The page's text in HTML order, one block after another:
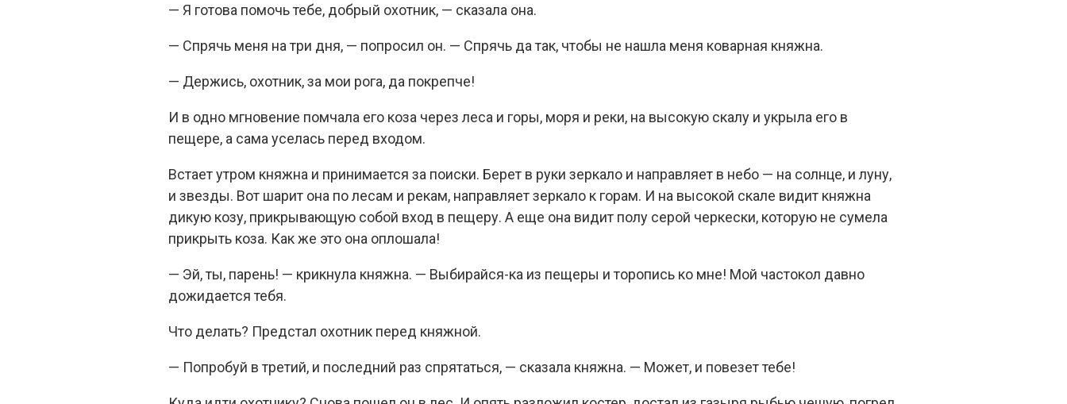
— Я готова помочь тебе, добрый охотник, — сказала она.
— Спрячь меня на три дня, — попросил он. — Спрячь да так, чтобы не нашла меня коварная княжна.
— Держись, охотник, за мои рога, да покрепче!
И в одно мгновение помчала его коза через леса и горы, моря и реки, на высокую скалу и укрыла его в
пещере, а сама уселась перед входом.
Встает утром княжна и принимается за поиски. Берет в руки зеркало и направляет в небо — на солнце, и луну,
и звезды. Вот шарит она по лесам и рекам, направляет зеркало к горам. И на высокой скале видит княжна
дикую козу, прикрывающую собой вход в пещеру. А еще она видит полу серой черкески, которую не сумела
прикрыть коза. Как же это она оплошала!
— Эй, ты, парень! — крикнула княжна. — Выбирайся-ка из пещеры и торопись ко мне! Мой частокол давно
дожидается тебя.
Что делать? Предстал охотник перед княжной.
— Попробуй в третий, и последний раз спрятаться, — сказала княжна. — Может, и повезет тебе!